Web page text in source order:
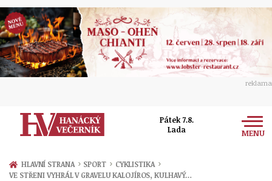
reklama
Pátek 7.8.
Lada
MENU
Zprávy
HLAVNÍ STRANA › SPORT › CYKLISTIKA ›
VE STŘENI VYHRÁL V GRAVELU KALOJÍROS, KULHAVÝ…